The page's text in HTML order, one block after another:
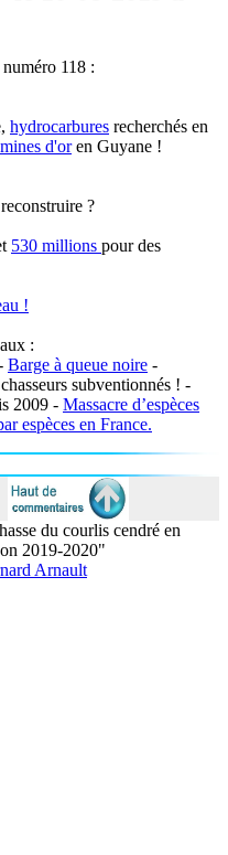
118 :
hydrocarbures recherchés en
d'oren Guyane !
?
530 millions pour des
!
:
Barge à queue noire -
subventionnés ! -
2009 - Massacre d’espèces
espèces en France.
du courlis cendré en
2019-2020"
Arnault